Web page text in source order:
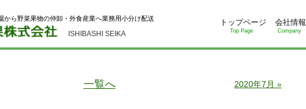
ISHIBASHI SEIKA
から野菜果物の仲卸・外食産業へ業務用小分け配送 トップページ
Top Page
会社情報
Company
一覧へ 2020年7月 »